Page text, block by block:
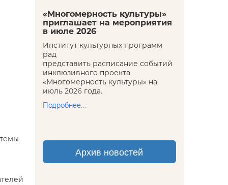
«Многомерность культуры»
приглашает на мероприятия
в июле 2026
Институт культурных программ
рад
представить расписание событий
инклюзивного проекта
«Многомерность культуры» на
июль 2026 года.
Подробнее...
Архив новостей